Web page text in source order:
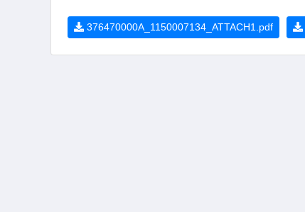
376470000A_1150007134_ATTACH1.pdf